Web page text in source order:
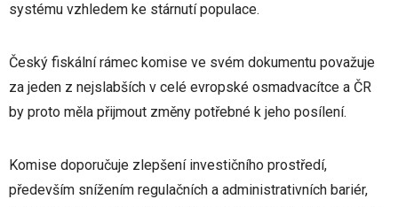
systému vzhledem ke stárnutí populace.
Český fiskální rámec komise ve svém dokumentu považuje
za jeden z nejslabších v celé evropské osmadvacítce a ČR
by proto měla přijmout změny potřebné k jeho posílení.
Komise doporučuje zlepšení investičního prostředí,
především snížením regulačních a administrativních bariér,